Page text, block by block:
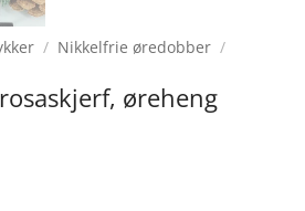
/ Nikkelfrie øredobber /
øreheng